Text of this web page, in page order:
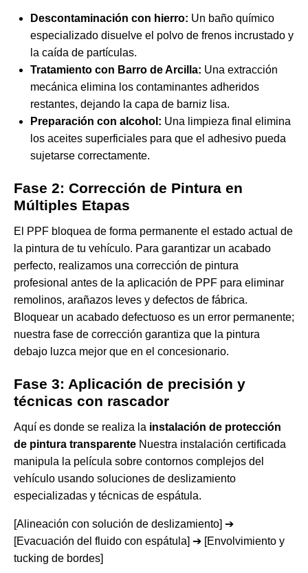
Descontaminación con hierro: Un baño químico
especializado disuelve el polvo de frenos incrustado y
la caída de partículas.
Tratamiento con Barro de Arcilla: Una extracción
mecánica elimina los contaminantes adheridos
restantes, dejando la capa de barniz lisa.
Preparación con alcohol: Una limpieza final elimina
los aceites superficiales para que el adhesivo pueda
sujetarse correctamente.
Fase 2: Corrección de Pintura en
Múltiples Etapas
El PPF bloquea de forma permanente el estado actual de
la pintura de tu vehículo. Para garantizar un acabado
perfecto, realizamos una corrección de pintura
profesional antes de la aplicación de PPF para eliminar
remolinos, arañazos leves y defectos de fábrica.
Bloquear un acabado defectuoso es un error permanente;
nuestra fase de corrección garantiza que la pintura
debajo luzca mejor que en el concesionario.
Fase 3: Aplicación de precisión y
técnicas con rascador
Aquí es donde se realiza la instalación de protección
de pintura transparente Nuestra instalación certificada
manipula la película sobre contornos complejos del
vehículo usando soluciones de deslizamiento
especializadas y técnicas de espátula.
[Alineación con solución de deslizamiento] ➔
[Evacuación del fluido con espátula] ➔ [Envolvimiento y
tucking de bordes]